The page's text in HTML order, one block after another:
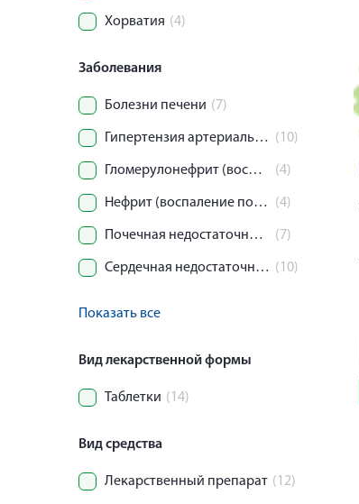
Хорватия (4)
Заболевания
Болезни печени (7)
Гипертензия артериальная (Гипертоническая болезнь) (10)
Гломерулонефрит (воспаление почек) (4)
Нефрит (воспаление почек) (4)
Почечная недостаточность (7)
Сердечная недостаточность (10)
Показать все
Вид лекарственной формы
Таблетки (14)
Вид средства
Лекарственный препарат (12)